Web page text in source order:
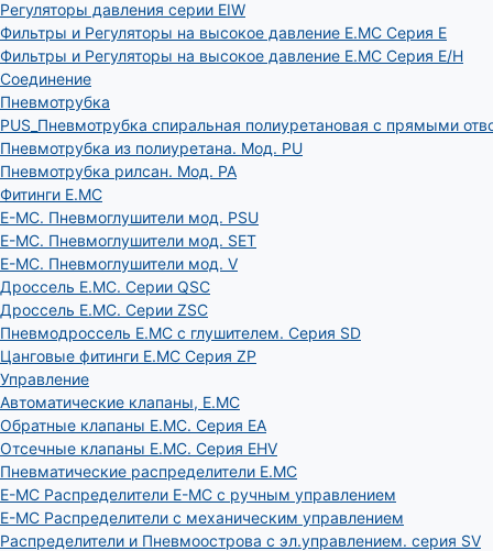
Регуляторы давления серии EIW
Фильтры и Регуляторы на высокое давление E.MC Серия E
Фильтры и Регуляторы на высокое давление E.MC Серия E/H
Соединение
Пневмотрубка
PUS_Пневмотрубка спиральная полиуретановая с прямыми
Пневмотрубка из полиуретана. Мод. РU
Пневмотрубка рилсан. Мод. PA
Фитинги E.MC
E-MC. Пневмоглушители мод. PSU
E-MC. Пневмоглушители мод. SET
E-MC. Пневмоглушители мод. V
Дроссель E.MC. Серии QSC
Дроссель E.MC. Серии ZSC
Пневмодроссель E.MC с глушителем. Серия SD
Цанговые фитинги E.MC Серия ZP
Управление
Автоматические клапаны, Е.МС
Обратные клапаны E.MC. Серия EA
Отсечные клапаны E.MC. Серия EHV
Пневматические распределители E.MC
E-MC Распределители E-MC с ручным управлением
E-MC Распределители с механическим управлением
Распределители и Пневмоострова с эл.управлением. серия SV